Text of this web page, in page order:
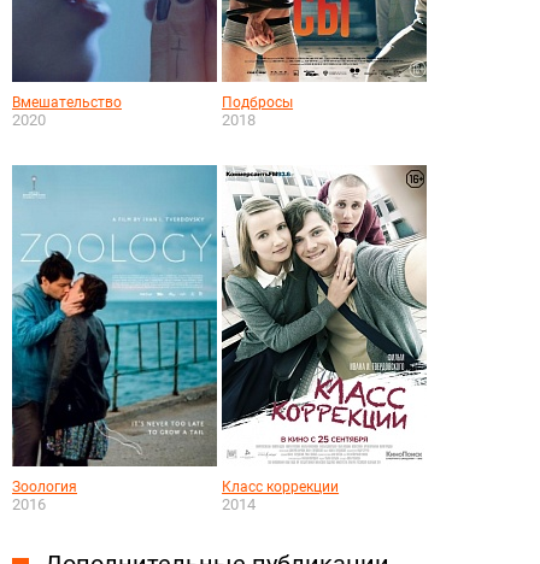
Вмешательство
2020
Подбросы
2018
Зоология
2016
Класс коррекции
2014